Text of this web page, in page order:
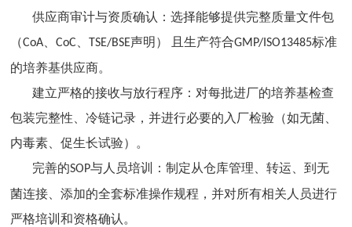
供应商审计与资质确认：选择能够提供完整质量文件包
（CoA 、CoC 、 TSE/BSE声明）​ 且生产符合GMP/ISO13485标准
的培养基供应商。
建立严格的接收与放行程序：对每批进厂的培养基检查
包装完整性、冷链记录，并进行必要的入厂检验（如无菌、
内毒素、促生长试验）。
完善的SOP与人员培训：制定从仓库管理、转运、到无
菌连接、添加的全套标准操作规程，并对所有相关人员进行
严格培训和资格确认。